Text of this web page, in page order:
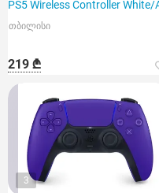
PS5 Wireless Controller White/
თბილისი
219 ₾
3